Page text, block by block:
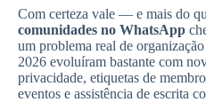
Com certeza vale — e mais do
comunidades no WhatsApp
um problema real de
2026 evoluíram bastante com
privacidade, etiquetas de
eventos e assistência de escrita